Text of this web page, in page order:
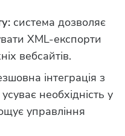
система дозволяє
XML-експорти
вебсайтів.
інтеграція з
необхідність у
управління